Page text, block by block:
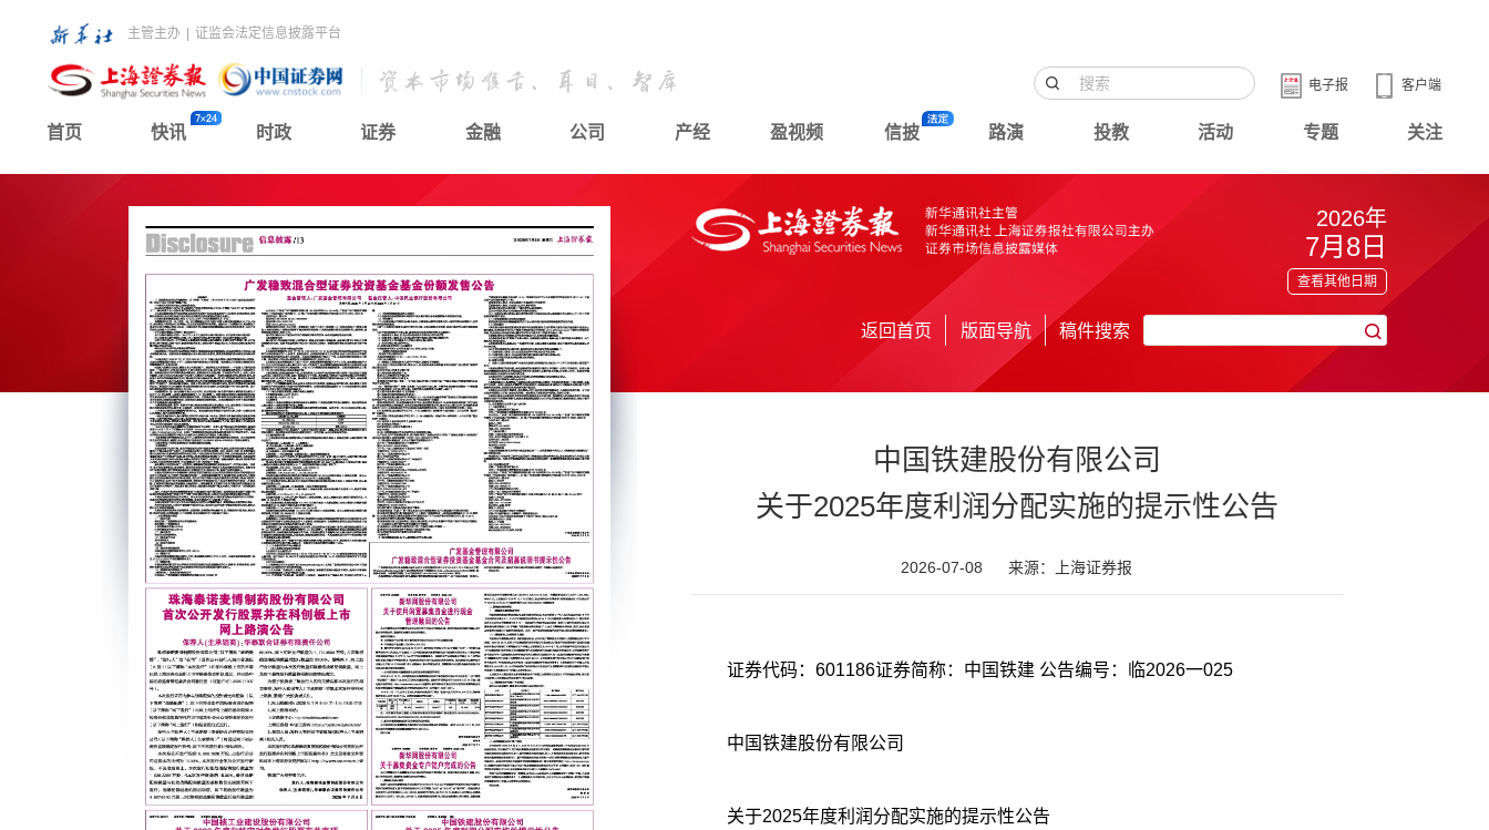
主管主办 证监会法定信息披露平台
客户端
电子报
首页 快讯 时政 证券 金融 公司 产经 盈视频 信披 路演 投教 活动 专题 关注
2026年
7月8日
查看其他日期
返回首页 版面导航 稿件搜索
中国铁建股份有限公司
关于2025年度利润分配实施的提示性公告
2026-07-08 来源：上海证券报
证券代码：601186证券简称：中国铁建 公告编号：临2026一025
中国铁建股份有限公司
关于2025年度利润分配实施的提示性公告